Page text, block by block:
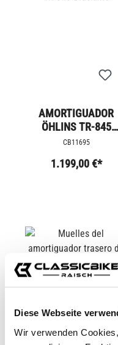
Diese Webseite
Wir verwenden
AMORTIGUADOR
ÖHLINS TR-845
BLACKLINE
CB11695
1.199,00 €*